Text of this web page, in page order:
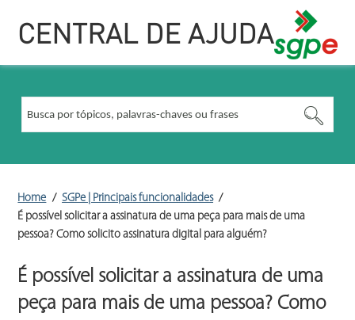
CENTRAL DE AJUDA
Home
SGPe | Principais funcionalidades
É possível solicitar a assinatura de uma peça para mais de uma
pessoa? Como solicito assinatura digital para alguém?
É possível solicitar a assinatura de uma
peça para mais de uma pessoa? Como